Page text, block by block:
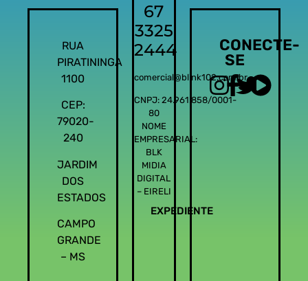
RUA
PIRATININGA
1100
CEP:
79020-
240
JARDIM
DOS
ESTADOS
CAMPO
GRANDE
– MS
67
3325
2444
comercial@blink102.com.br
CNPJ: 24.961.858/0001-
80
NOME
EMPRESARIAL:
BLK
MIDIA
DIGITAL
– EIRELI
EXPEDIENTE
CONECTE-
SE